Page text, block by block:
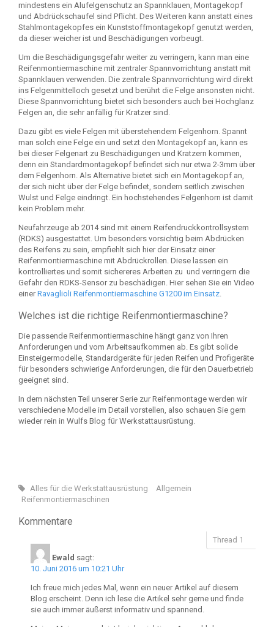
mindestens ein Alufelgenschutz an Spannklauen, Montagekopf
und Abdrückschaufel sind Pflicht. Des Weiteren kann anstatt eines
Stahlmontagekopfes ein Kunststoffmontagekopf genutzt werden,
da dieser weicher ist und Beschädigungen vorbeugt.
Um die Beschädigungsgefahr weiter zu verringern, kann man eine
Reifenmontiermaschine mit zentraler Spannvorrichtung anstatt mit
Spannklauen verwenden. Die zentrale Spannvorrichtung wird direkt
ins Felgenmittelloch gesetzt und berührt die Felge ansonsten nicht.
Diese Spannvorrichtung bietet sich besonders auch bei Hochglanz
Felgen an, die sehr anfällig für Kratzer sind.
Dazu gibt es viele Felgen mit überstehendem Felgenhorn. Spannt
man solch eine Felge ein und setzt den Montagekopf an, kann es
bei dieser Felgenart zu Beschädigungen und Kratzern kommen,
denn ein Standardmontagekopf befindet sich nur etwa 2-3mm über
dem Felgenhorn. Als Alternative bietet sich ein Montagekopf an,
der sich nicht über der Felge befindet, sondern seitlich zwischen
Wulst und Felge eindringt. Ein hochstehendes Felgenhorn ist damit
kein Problem mehr.
Neufahrzeuge ab 2014 sind mit einem Reifendruckkontrollsystem
(RDKS) ausgestattet. Um besonders vorsichtig beim Abdrücken
des Reifens zu sein, empfiehlt sich hier der Einsatz einer
Reifenmontiermaschine mit Abdrückrollen. Diese lassen ein
kontrolliertes und somit sichereres Arbeiten zu und verringern die
Gefahr den RDKS-Sensor zu beschädigen. Hier sehen Sie ein Video
einerRavaglioli Reifenmontiermaschine G1200 im Einsatz.
Welches ist die richtige Reifenmontiermaschine?
Die passende Reifenmontiermaschine hängt ganz von Ihren
Anforderungen und vom Arbeitsaufkommen ab. Es gibt solide
Einsteigermodelle, Standardgeräte für jeden Reifen und Profigeräte
für besonders schwierige Anforderungen, die für den Dauerbetrieb
geeignet sind.
In dem nächsten Teil unserer Serie zur Reifenmontage werden wir
verschiedene Modelle im Detail vorstellen, also schauen Sie gern
wieder rein in Wulfs Blog für Werkstattausrüstung.
Alles für die Werkstattausrüstung
Allgemein
Reifenmontiermaschinen
Kommentare
Ewald sagt:
10. Juni 2016 um 10:21 Uhr
Ich freue mich jedes Mal, wenn ein neuer Artikel auf diesem
Blog erscheint. Denn ich lese die Artikel sehr gerne und finde
sie auch immer äußerst informativ und spannend.